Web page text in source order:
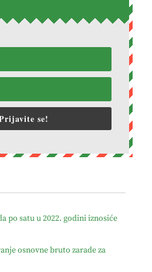
se!
po satu u 2022. godini iznosiće
osnovne bruto zarade za